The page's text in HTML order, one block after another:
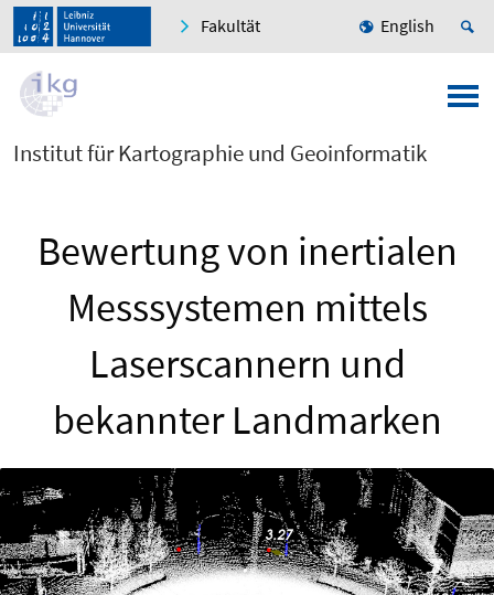
Fakultät English
Institut für Kartographie und Geoinformatik
Bewertung von inertialen
Messsystemen mittels
Laserscannern und
bekannter Landmarken